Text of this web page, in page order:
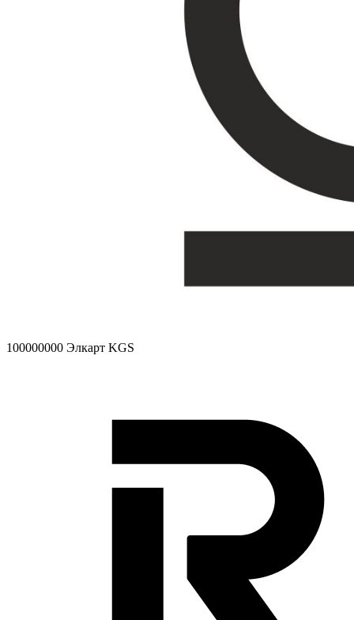
100000000 Элкарт KGS